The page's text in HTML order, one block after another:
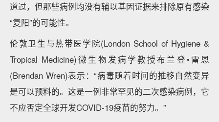
道过，但那些病例均没有辅以基因证据来排除原有感染
“复阳”的可能性。
伦敦卫生与热带医学院(London School of Hygiene &
Tropical Medicine)微生物发病学教授布兰登•雷恩
(Brendan Wren)表示：“病毒随着时间的推移自然变异
是可以预料的。这是一例非常罕见的二次感染病例，它
不应否定全球开发COVID-19疫苗的努力。”